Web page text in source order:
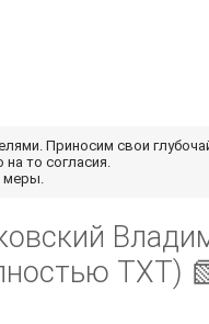
Приносим свои
то согласия.
меры.
TXT)